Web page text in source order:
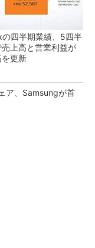
の四半期業績、5四半
上高と営業利益が
更新
ア、Samsungが首